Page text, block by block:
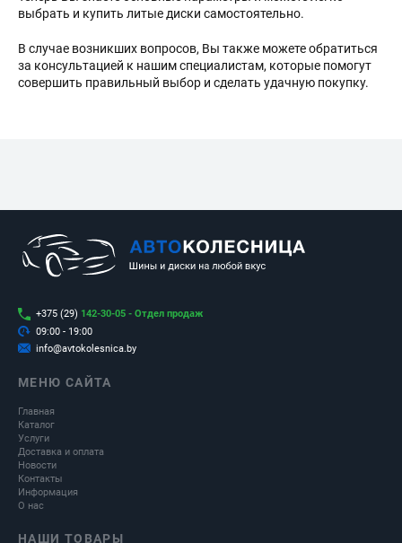
выбрать и купить литые диски самостоятельно.
В случае возникших вопросов, Вы также можете обратиться
за консультацией к нашим специалистам, которые помогут
совершить правильный выбор и сделать удачную покупку.
+375 (29) 142-30-05 - Отдел продаж
09:00 - 19:00
info@avtokolesnica.by
МЕНЮ САЙТА
Главная
Каталог
Услуги
Доставка и оплата
Новости
Контакты
Информация
О нас
НАШИ ТОВАРЫ